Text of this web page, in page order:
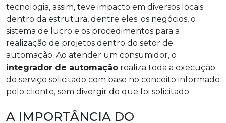
tecnologia, assim, teve impacto em diversos locais
dentro da estrutura, dentre eles: os negócios, o
sistema de lucro e os procedimentos para a
realização de projetos dentro do setor de
automação. Ao atender um consumidor, o
integrador de automação realiza toda a execução
do serviço solicitado com base no conceito informado
pelo cliente, sem divergir do que foi solicitado.
A IMPORTÂNCIA DO